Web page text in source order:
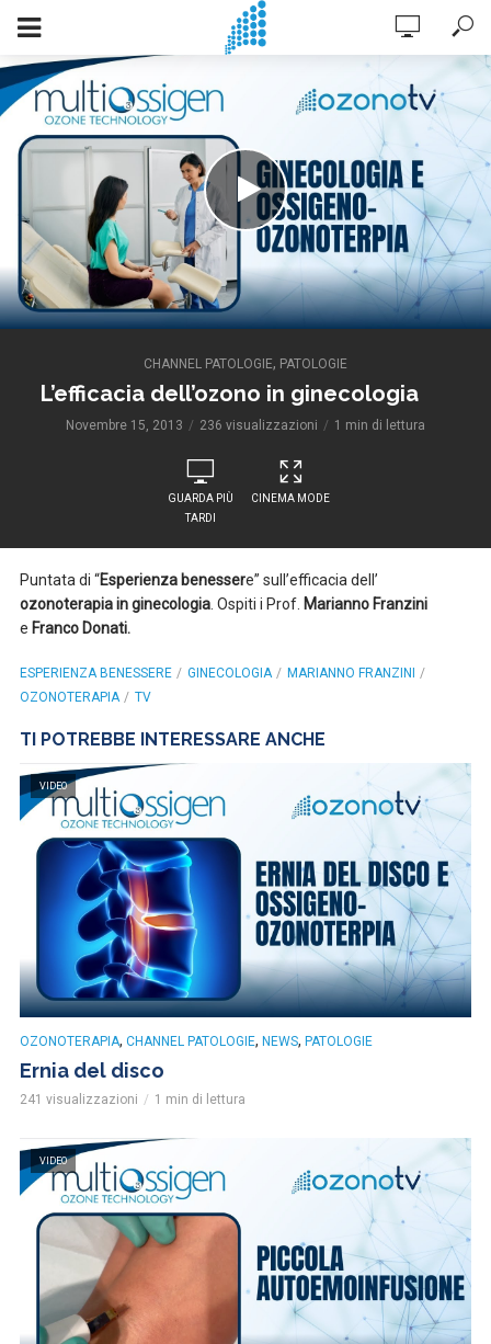
CHANNEL PATOLOGIE, PATOLOGIE
L’efficacia dell’ozono in ginecologia
Novembre 15, 2013 236 visualizzazioni 1 min di lettura
GUARDA PIÙ
TARDI
CINEMA MODE
Puntata di “Esperienza benessere” sull’efficacia dell’
ozonoterapia in ginecologia . Ospiti i Prof. Marianno Franzini
e Franco Donati.
ESPERIENZA BENESSERE GINECOLOGIA
MARIANNO FRANZINI
OZONOTERAPIA
TV
TI POTREBBE INTERESSARE ANCHE
VIDEO
OZONOTERAPIA, CHANNEL PATOLOGIE, NEWS, PATOLOGIE
Ernia del disco
241 visualizzazioni 1 min di lettura
VIDEO